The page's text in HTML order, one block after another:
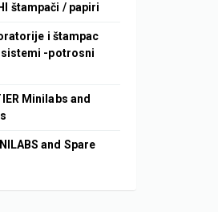
štampači / papiri
i štampac
sistemi -potrosni
Minilabs and
and Spare